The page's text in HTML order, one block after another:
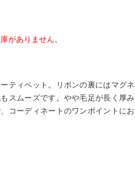
がありません。
ティペット。リボンの裏にはマグネ
スムーズです。やや毛足が長く厚み
コーディネートのワンポイントにお